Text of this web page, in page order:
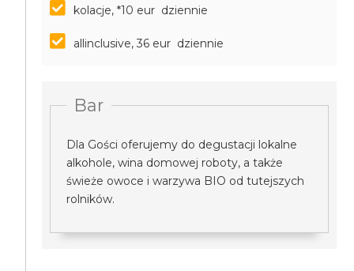
kolacje, *10 eur dziennie
allinclusive, 36 eur dziennie
Bar
Dla Gości oferujemy do degustacji lokalne
alkohole, wina domowej roboty, a także
świeże owoce i warzywa BIO od tutejszych
rolników.